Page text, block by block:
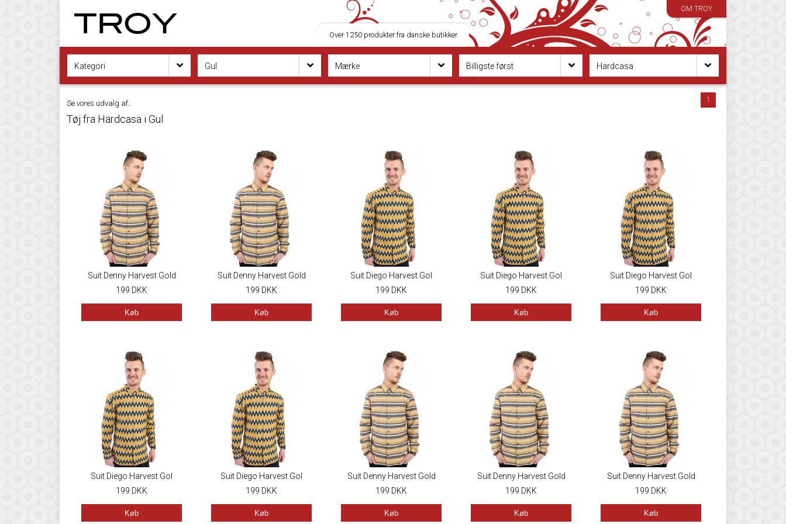
OM TROY
Over 1250 produkter fra danske butikker
Kategori Gul Mærke Billigste først Hardcasa
1
Se vores udvalg af..
Tøj fra Hardcasa i Gul
Suit Denny Harvest Gold
199 DKK
Køb
Suit Denny Harvest Gold
199 DKK
Køb
Suit Diego Harvest Gol
199 DKK
Køb
Suit Diego Harvest Gol
199 DKK
Køb
Suit Diego Harvest Gol
199 DKK
Køb
Suit Diego Harvest Gol
199 DKK
Køb
Suit Diego Harvest Gol
199 DKK
Køb
Suit Denny Harvest Gold
199 DKK
Køb
Suit Denny Harvest Gold
199 DKK
Køb
Suit Denny Harvest Gold
199 DKK
Køb